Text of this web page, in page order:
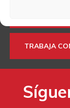
TRABAJA